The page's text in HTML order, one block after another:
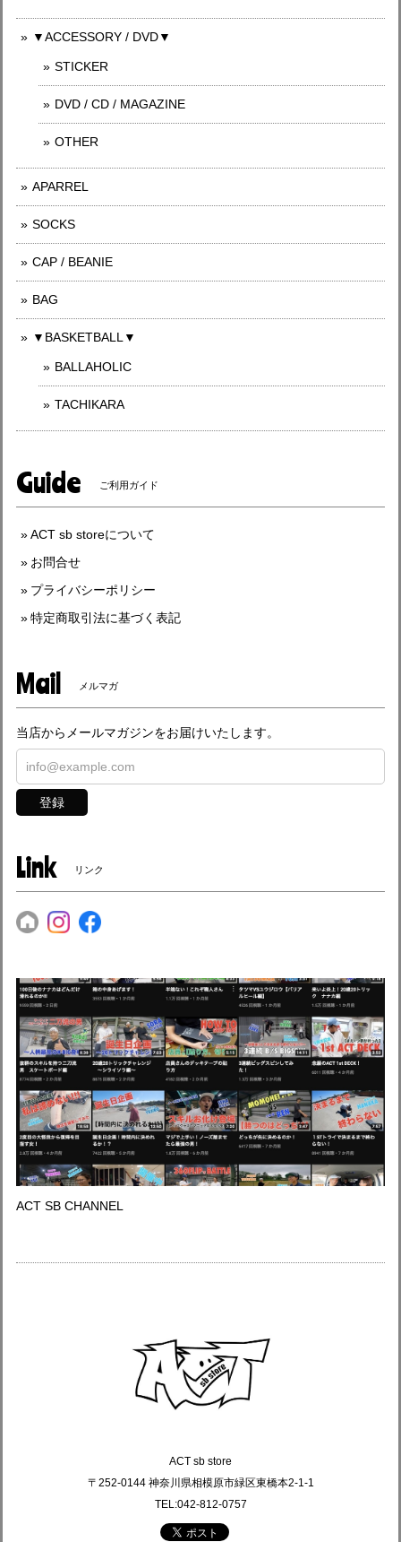
▼ACCESSORY / DVD▼
STICKER
DVD / CD / MAGAZINE
OTHER
APARREL
SOCKS
CAP / BEANIE
BAG
▼BASKETBALL▼
BALLAHOLIC
TACHIKARA
Guide ご利用ガイド
ACT sb storeについて
お問合せ
プライバシーポリシー
特定商取引法に基づく表記
Mail メルマガ
当店からメールマガジンをお届けいたします。
登録
Link リンク
ACT SB CHANNEL
ACT sb store
〒252-0144 神奈川県相模原市緑区東橋本2-1-1
TEL:042-812-0757